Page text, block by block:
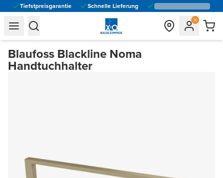
Tiefstpreisgarantie Schnelle Lieferung
general.navigation.toggle_menu.label
general.navigation.toggle_menu.label
Blaufoss Blackline Noma
Handtuchhalter